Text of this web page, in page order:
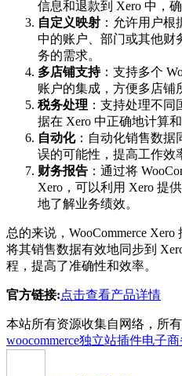
信息和退款到 Xero 中，
自定义映射 ：允许用户
中的账户、部门或其他财
务的需求。
多店铺支持：支持多个
账户的集成，方便多店铺
税务处理 ：支持处理不
据在 Xero 中正确地计算和
自动化：自动化销售数据
误的可能性，提高工作效
财务报告 ：通过将
Xero，可以利用 Xero 提
地了解业务绩效。
总的来说，WooCommerce Xero
将其销售数据有效地同步到
程，提高了准确性和效率。
官方链接:点击查看产品详情
本站所有资源收集自网络，所
woocommerce独立站插件电子